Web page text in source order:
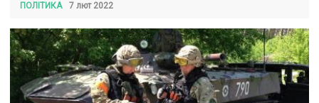
ПОЛІТИКА 7 лют 2022